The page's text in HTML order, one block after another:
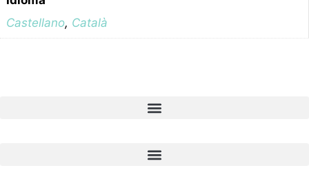
Castellano, Català